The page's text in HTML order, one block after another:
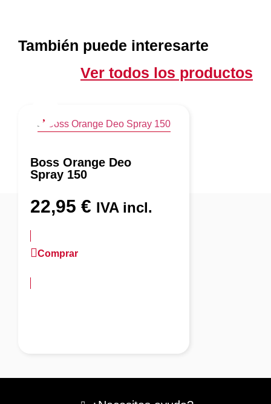
También puede interesarte
Ver todos los productos
Boss Orange Deo
Spray 150
22,95 € IVA incl.
Comprar